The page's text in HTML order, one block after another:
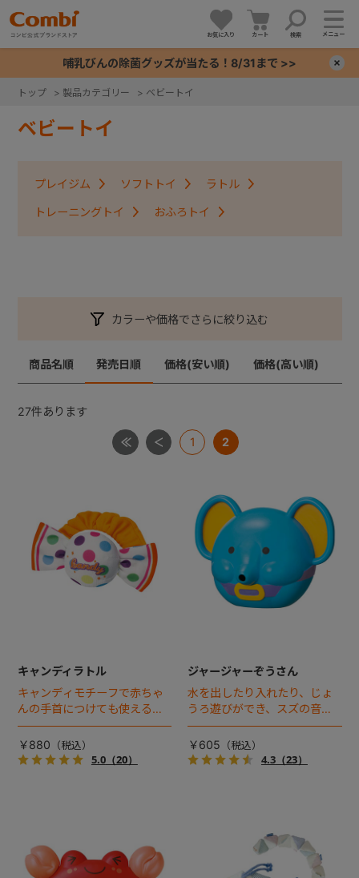
お気に入り カート 検索 メニュー
哺乳びんの除菌グッズが当たる！8/31まで >>
トップ > 製品カテゴリー > ベビートイ
ベビートイ
プレイジム ソフトトイ ラトル
トレーニングトイ おふろトイ
カラーや価格でさらに絞り込む
商品名順 発売日順 価格(安い順) 価格(高い順)
27件あります
1 2
キャンディラトル
キャンディモチーフで赤ちゃ
んの手首につけても使えるラ
トル。振ると鈴の音、左右の
フリルはカサカサ音がしま
す。
￥880
5.0（20）
ジャージャーぞうさん
水を出したり入れたり、じょ
うろ遊びができ、スズの音が
鳴るバストイです。
￥605
4.3（23）